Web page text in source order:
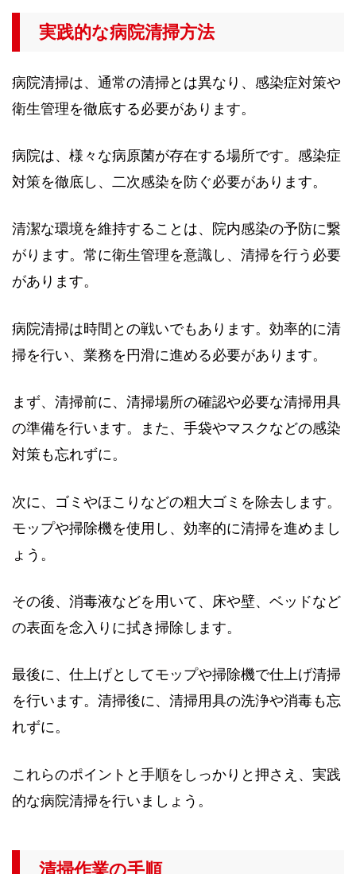
実践的な病院清掃方法
病院清掃は、通常の清掃とは異なり、感染症対策や
衛生管理を徹底する必要があります。
病院は、様々な病原菌が存在する場所です。感染症
対策を徹底し、二次感染を防ぐ必要があります。
清潔な環境を維持することは、院内感染の予防に繋
がります。常に衛生管理を意識し、清掃を行う必要
があります。
病院清掃は時間との戦いでもあります。効率的に清
掃を行い、業務を円滑に進める必要があります。
まず、清掃前に、清掃場所の確認や必要な清掃用具
の準備を行います。また、手袋やマスクなどの感染
対策も忘れずに。
次に、ゴミやほこりなどの粗大ゴミを除去します。
モップや掃除機を使用し、効率的に清掃を進めまし
ょう。
その後、消毒液などを用いて、床や壁、ベッドなど
の表面を念入りに拭き掃除します。
最後に、仕上げとしてモップや掃除機で仕上げ清掃
を行います。清掃後に、清掃用具の洗浄や消毒も忘
れずに。
これらのポイントと手順をしっかりと押さえ、実践
的な病院清掃を行いましょう。
清掃作業の手順